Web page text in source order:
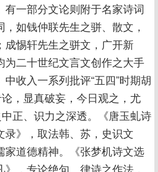
一部分文论则附于名家诗词
如钱仲联先生之骈、散文，
成惕轩先生之骈文，广开新
为二十世纪文言文创作之大手
收入一系列批评“五四”时期胡
，显真破妄，今日观之，尤
中正、识力之深透。《唐玉虬诗
》，取法韩、苏，史识文
家道德精神。《张梦机诗文选
，专论绝句、律诗之作法，